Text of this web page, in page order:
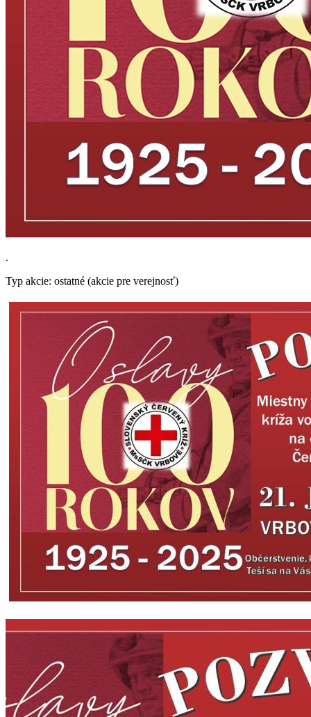
.
Typ akcie: ostatné (akcie pre verejnosť)